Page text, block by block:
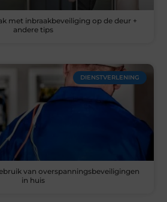
met inbraakbeveiliging op de deur +
andere tips
DIENSTVERLENING
van overspanningsbeveiligingen
in huis